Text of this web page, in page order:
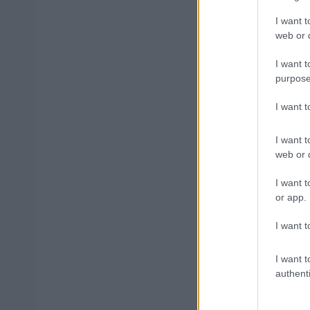
I want
web or
I want
I want
I want
web or
I want
or app.
I want
I want
διαμονή,
e-ΕΦΚΑ: